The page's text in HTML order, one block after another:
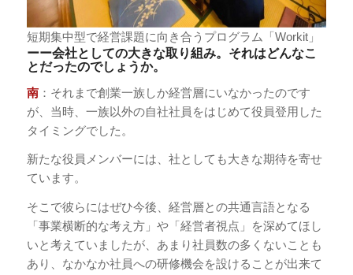
短期集中型で経営課題に向き合うプログラム「Workit」
ーー会社としての大きな取り組み。それはどんなこ
とだったのでしょうか。
南：それまで創業一族しか経営層にいなかったのです
が、当時、一族以外の自社社員をはじめて役員登用した
タイミングでした。
新たな役員メンバーには、社としても大きな期待を寄せ
ています。
そこで彼らにはぜひ今後、経営層との共通言語となる
「事業横断的な考え方」や「経営者視点」を深めてほし
いと考えていましたが、あまり社員数の多くないことも
あり、なかなか社員への研修機会を設けることが出来て